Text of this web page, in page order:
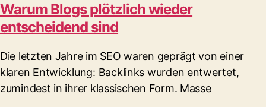
Warum Blogs plötzlich wieder
entscheidend sind
Die letzten Jahre im SEO waren geprägt von einer
klaren Entwicklung: Backlinks wurden entwertet,
zumindest in ihrer klassischen Form. Masse